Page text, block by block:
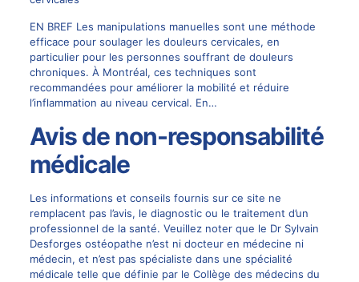
EN BREF Les manipulations manuelles sont une méthode
efficace pour soulager les douleurs cervicales, en
particulier pour les personnes souffrant de douleurs
chroniques. À Montréal, ces techniques sont
recommandées pour améliorer la mobilité et réduire
l’inflammation au niveau cervical. En…
Avis de non-responsabilité
médicale
Les informations et conseils fournis sur ce site ne
remplacent pas l’avis, le diagnostic ou le traitement d’un
professionnel de la santé. Veuillez noter que le Dr Sylvain
Desforges ostéopathe n’est ni docteur en médecine ni
médecin, et n’est pas spécialiste dans une spécialité
médicale telle que définie par le Collège des médecins du